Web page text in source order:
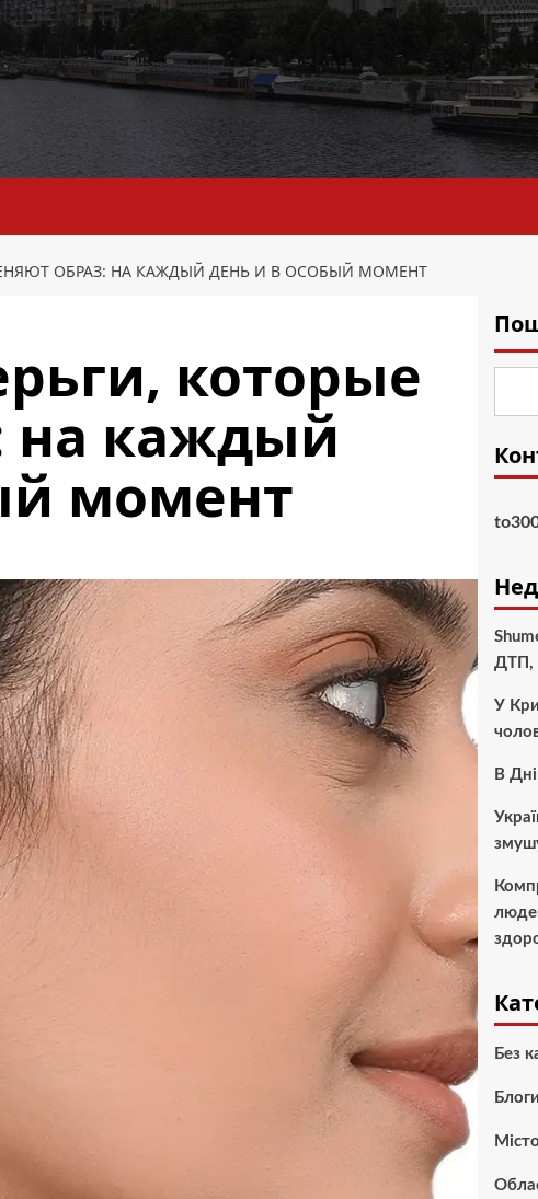
ОБРАЗ: НА КАЖДЫЙ ДЕНЬ И В ОСОБЫЙ МОМЕНТ
которые
на каждый
момент
ДТП,
У
В
Без
Блоги
Місто